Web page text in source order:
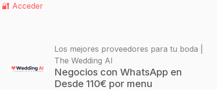
🔐 Acceder
Los mejores proveedores para tu boda |
The Wedding AI
Negocios con WhatsApp en
Desde 110€ por menu